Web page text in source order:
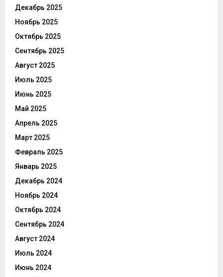
Декабрь 2025
Ноябрь 2025
Октябрь 2025
Сентябрь 2025
Август 2025
Июль 2025
Июнь 2025
Май 2025
Апрель 2025
Март 2025
Февраль 2025
Январь 2025
Декабрь 2024
Ноябрь 2024
Октябрь 2024
Сентябрь 2024
Август 2024
Июль 2024
Июнь 2024